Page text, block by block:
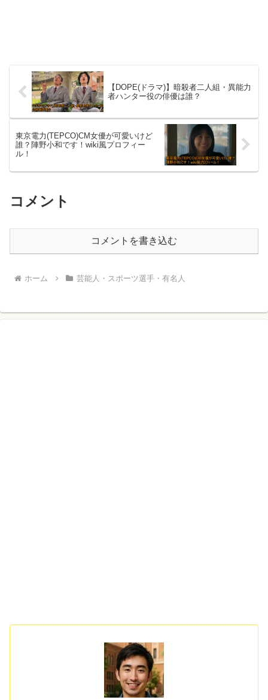
【DOPE(ドラマ)】暗殺者二人組・異能力
者ハンター役の俳優は誰？
東京電力(TEPCO)CM女優が可愛いけど
誰？陣野小和です！wiki風プロフィー
ル！
コメント
コメントを書き込む
ホーム 芸能人・スポーツ選手・有名人